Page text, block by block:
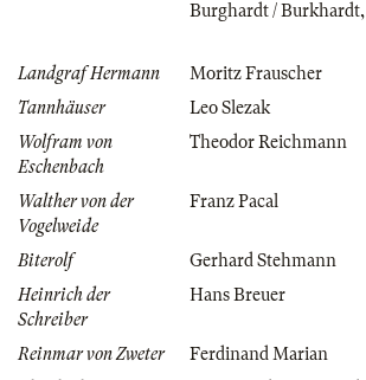
Burghardt / Burkhardt,
Landgraf Hermann
Moritz Frauscher
Tannhäuser
Leo Slezak
Wolfram von
Eschenbach
Theodor Reichmann
Walther von der
Vogelweide
Franz Pacal
Biterolf
Gerhard Stehmann
Heinrich der
Schreiber
Hans Breuer
Reinmar von Zweter
Ferdinand Marian